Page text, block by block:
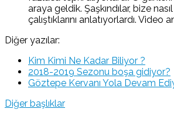
araya geldik. Şaşkındılar, bize
çalıştıklarını anlatıyorlardı. Video
Diğer yazılar:
Kim Kimi Ne Kadar Biliyor ?
2018-2019 Sezonu boşa gidiyor?
Göztepe Kervanı Yola Devam
Diğer başlıklar